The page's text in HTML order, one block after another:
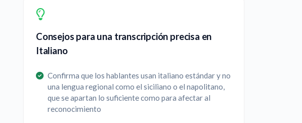
Consejos para una transcripción precisa en
Italiano
Confirma que los hablantes usan italiano estándar y no
una lengua regional como el siciliano o el napolitano,
que se apartan lo suficiente como para afectar al
reconocimiento